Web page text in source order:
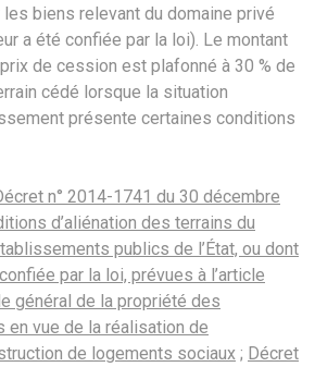
biens relevant du domaine privé
a été confiée par la loi). Le montant
de cession est plafonné à 30 % de
cédé lorsque la situation
présente certaines conditions
n° 2014-1741 du 30 décembre
d’aliénation des terrains du
publics de l’État, ou dont
par la loi, prévues à l’article
général de la propriété des
en vue de la réalisation de
de logements sociaux ; Décret